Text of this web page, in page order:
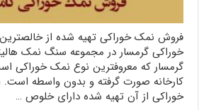
فروش نمک خوراکی تهیه شده از
خوراکی گرمسار در مجموعه سنگ نمک
گرمسار که معروفترین نوع نمک خوراکی
کارخانه صورت گرفته و بدون واسطه
خوراکی از آن تهیه شده دارای خلوص …